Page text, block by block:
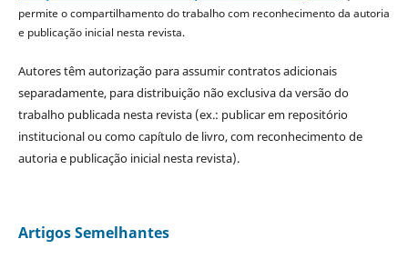
permite o compartilhamento do trabalho com reconhecimento da autoria
e publicação inicial nesta revista.
Autores têm autorização para assumir contratos adicionais
separadamente, para distribuição não exclusiva da versão do
trabalho publicada nesta revista (ex.: publicar em repositório
institucional ou como capítulo de livro, com reconhecimento de
autoria e publicação inicial nesta revista).
Artigos Semelhantes